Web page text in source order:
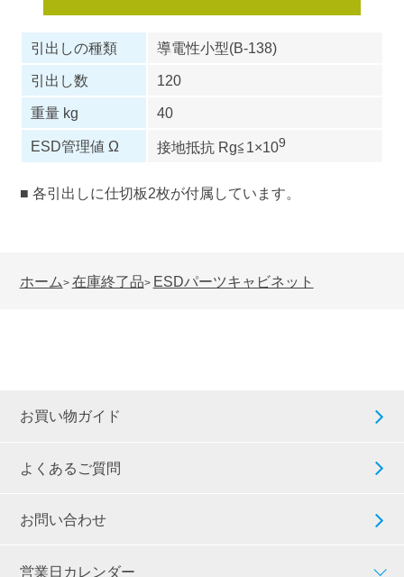
引出しの種類
導電性小型(B-138)
引出し数
120
重量 kg
40
ESD管理値 Ω 接地抵抗 Rg≦1×109
■ 各引出しに仕切板2枚が付属しています。
ホーム> 在庫終了品> ESDパーツキャビネット
お買い物ガイド
よくあるご質問
お問い合わせ
営業日カレンダー